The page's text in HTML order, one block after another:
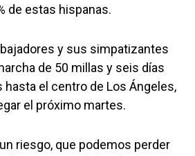
de estas hispanas.
y sus simpatizantes
de 50 millas y seis días
hasta el centro de Los Ángeles,
el próximo martes.
riesgo, que podemos perder